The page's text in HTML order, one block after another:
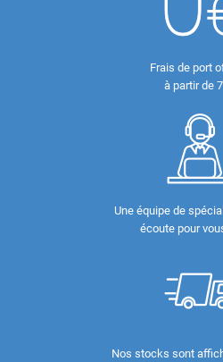
Frais de port
à partir de
Une équipe de
écoute pour
Nos stocks sont